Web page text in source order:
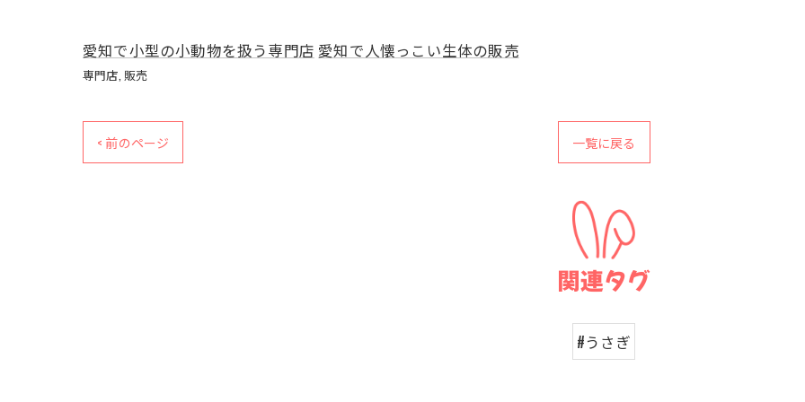
愛知で小型の小動物を扱う専門店 愛知で人懐っこい生体の販売
専門店 販売
< 前のページ 一覧に戻る
関連タグ
#うさぎ